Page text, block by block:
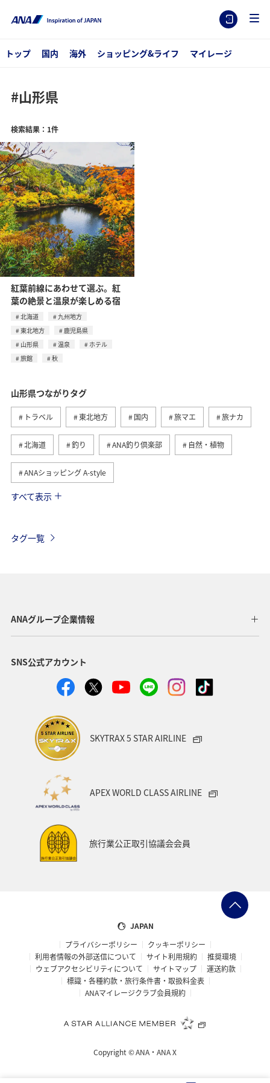
トップ 国内 海外 ショッピング&ライフ マイレージ
#山形県
検索結果：1件
紅葉前線にあわせて選ぶ。紅
葉の絶景と温泉が楽しめる宿
北海道
九州地方
東北地方
鹿児島県
山形県
温泉
ホテル
旅館
秋
山形県つながりタグ
トラベル 東北地方 国内 旅マエ 旅ナカ
北海道 釣り ANA釣り倶楽部 自然・植物
ANAショッピング A-style
夏 川
マイルを貯める 宮城県 湖 ANA Mall
ライフ 日常
A-style秋特集 スズキ マアジ ヤマメ
すべて表示
タグ一覧
ANAグループ企業情報
SNS公式アカウント
SKYTRAX 5 STAR AIRLINE
APEX WORLD CLASS AIRLINE
旅行業公正取引協議会会員
JAPAN
プライバシーポリシー
クッキーポリシー
利用者情報の外部送信について
サイト利用規約
推奨環境
ウェブアクセシビリティについて
サイトマップ
運送約款
標識・各種約款・旅行条件書・取扱料金表
ANAマイレージクラブ会員規約
Copyright ©ANA・ANA X